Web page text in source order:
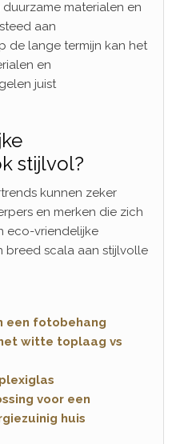
materialen en
aan
de lange termijn kan het
en
juist
stijlvol?
kunnen zeker
en merken die zich
eco-vriendelijke
breed scala aan stijlvolle
een fotobehang
witte toplaag vs
voor een
huis